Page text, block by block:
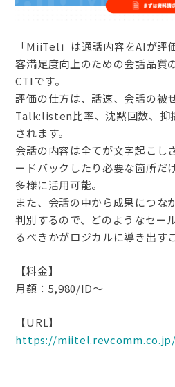
「MiiTel」は通話内容をAIが評
客満足度向上のための会話品質
CTIです。
評価の仕方は、話速、会話の被
Talk:listen比率、沈黙回数、抑
されます。
会話の内容は全てが文字起こし
ードバックしたり必要な箇所だ
多様に活用可能。
また、会話の中から成果につな
判別するので、どのようなセー
るべきかがロジカルに導き出す
【料金】
月額：5,980/ID～
【URL】
https://miitel.revcomm.co.jp/